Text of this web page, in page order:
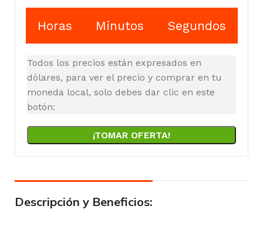
Horas Minutos Segundos
Todos los precios están expresados en
dólares, para ver el precio y comprar en tu
moneda local, solo debes dar clic en este
botón:
¡TOMAR OFERTA!
Descripción y Beneficios: